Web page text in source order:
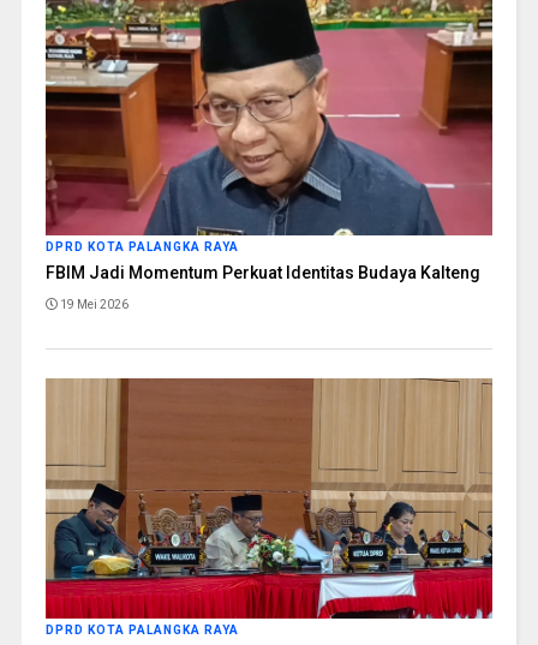
DPRD KOTA PALANGKA RAYA
FBIM Jadi Momentum Perkuat Identitas Budaya Kalteng
19 Mei 2026
DPRD KOTA PALANGKA RAYA